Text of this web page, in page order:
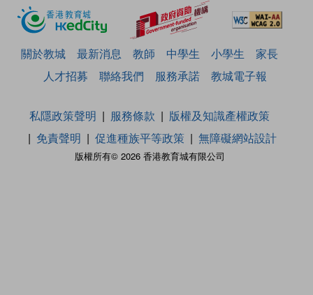
關於教城 最新消息 教師 中學生 小學生
家長
人才招募
聯絡我們 服務承諾 教城電子報
版權所有© 2026 香港教育城有限公司
私隱政策聲明 服務條款
版權及知識產權政策
免責聲明
促進種族平等政策 無障礙網站設計